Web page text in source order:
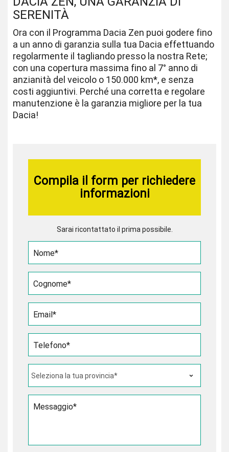
SERENITÀ
Ora con il Programma Dacia Zen puoi godere fino
a un anno di garanzia sulla tua Dacia effettuando
regolarmente il tagliando presso la nostra Rete;
con una copertura massima fino al 7° anno di
anzianità del veicolo o 150.000 km*, e senza
costi aggiuntivi. Perché una corretta e regolare
manutenzione è la garanzia migliore per la tua
Dacia!
Compila il form per richiedere
informazioni
Sarai ricontattato il prima possibile.
Nome*
Cognome*
Email*
Telefono*
Messaggio*